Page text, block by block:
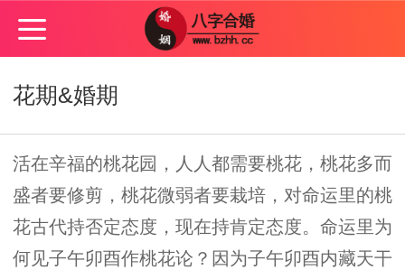
花期&婚期
活在辛福的桃花园，人人都需要桃花，桃花多而
盛者要修剪，桃花微弱者要栽培，对命运里的桃
花古代持否定态度，现在持肯定态度。命运里为
何见子午卯酉作桃花论？因为子午卯酉内藏天干